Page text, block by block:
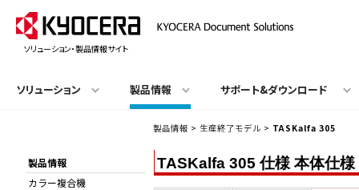
ソリューション・製品情報サイト
ソリューション 製品情報 サポート&ダウンロード
製品情報 > 生産終了モデル > TASKalfa 305
TASKalfa 305 仕様 本体仕様
製品情報
カラー複合機